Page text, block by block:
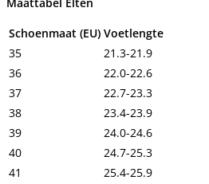
Schoenmaat (EU) Voetlengte
35
21.3-21.9
36
22.0-22.6
37
22.7-23.3
38
23.4-23.9
39
24.0-24.6
40
24.7-25.3
41
25.4-25.9